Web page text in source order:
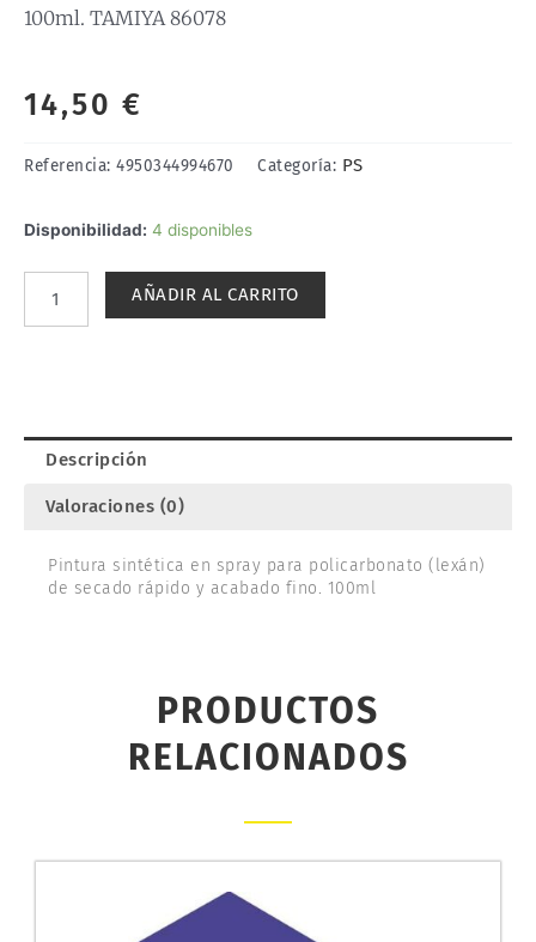
100ml. TAMIYA 86078
14,50 €
Referencia: 4950344994670 Categoría: PS
Disponibilidad: 4 disponibles
PS-
PLATA/ALUMINIO
SEMIBRILLANTE
cantidad
AÑADIR AL CARRITO
Descripción
Valoraciones (0)
Pintura sintética en spray para policarbonato (lexán)
de secado rápido y acabado fino. 100ml
PRODUCTOS
RELACIONADOS